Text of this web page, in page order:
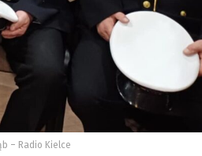
– Radio Kielce